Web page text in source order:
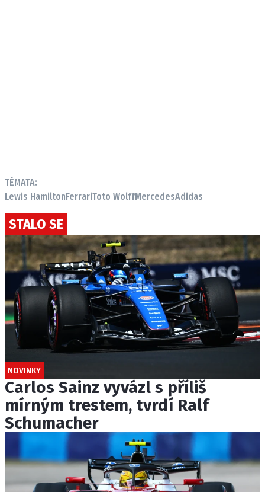
TÉMATA:
Lewis HamiltonFerrariToto WolffMercedesAdidas
STALO SE
NOVINKY
Carlos Sainz vyvázl s příliš
mírným trestem, tvrdí Ralf
Schumacher